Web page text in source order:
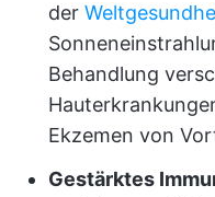
der
Behandlung
Ekzemen von
Gestärktes